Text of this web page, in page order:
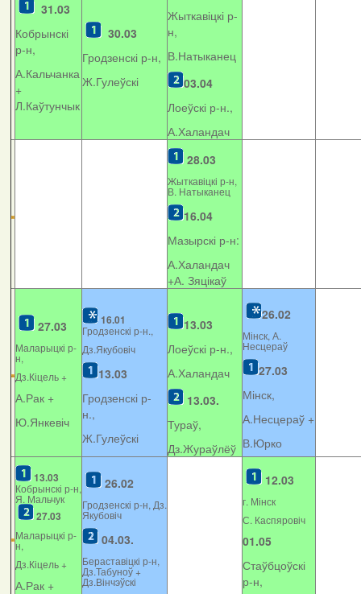
31.03
Кобрынскі
р-н,
А.Кальчанка
+
Л.Каўтунчык
30.03
Гродзенскі р-н,
Ж.Гулеўскі
Жыткавіцкі р-
н,
В.Натыканец
03.04
Лоеўскі р-н.,
А.Халандач
28.03
Жыткавіцкі р-н,
В. Натыканец
16.04
Мазырскі р-н:
А.Халандач
+А. Зяцікаў
27.03
Маларыцкі р-
н,
Дз.Кіцель +
А.Рак +
Ю.Янкевіч
16.01
Гродзенскі р-н.,
Дз.Якубовіч
13.03
Гродзенскі р-
н.,
Ж.Гулеўскі
13.03
Лоеўскі р-н.,
А.Халандач
13.03.
Тураў,
Дз.Жураўлёў
26.02
Мінск, А.
Несцераў
27.03
Мінск,
А.Несцераў +
В.Юрко
13.03
Кобрынскі р-н,
Я. Мальчук
27.03
Маларыцкі р-
н,
Дз.Кіцель +
А.Рак +
26.02
Гродзенскі р-н, Дз.
Якубовіч
04.03.
Бераставіцкі р-н,
Дз.Табуноў +
Дз.Вінчэўскі
12.03
г. Мінск
С. Каспяровіч
01.05
Стаўбцоўскі
р-н,